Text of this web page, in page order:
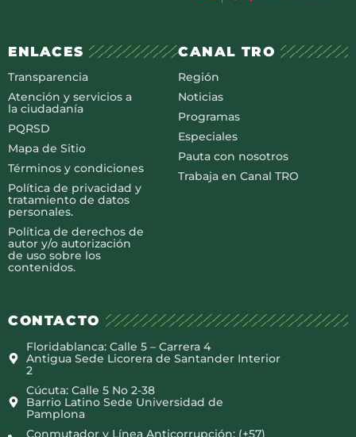
ENLACES
Transparencia
Atención y servicios a
la ciudadanía
PQRSD
Mapa de Sitio
Términos y condiciones
Política de privacidad y
tratamiento de datos
personales.
Política de derechos de
autor y/o autorización
de uso sobre los
contenidos.
CANAL TRO
Región
Noticias
Programas
Especiales
Pauta con nosotros
Trabaja en Canal TRO
CONTACTO
Floridablanca: Calle 5 – Carrera 4
Antigua Sede Licorera de Santander Interior
2
Cúcuta: Calle 5 No 2-38
Barrio Latino Sede Universidad de
Pamplona
Conmutador y Línea Anticorrupción: (+57)